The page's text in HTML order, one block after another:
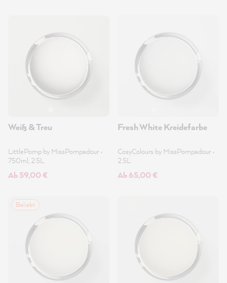
Weiß & Treu
LittlePomp by MissPompadour •
750ml, 2.5L
Ab 59,00 €
Fresh White Kreidefarbe
CosyColours by MissPompadour •
2.5L
Ab 65,00 €
Beliebt